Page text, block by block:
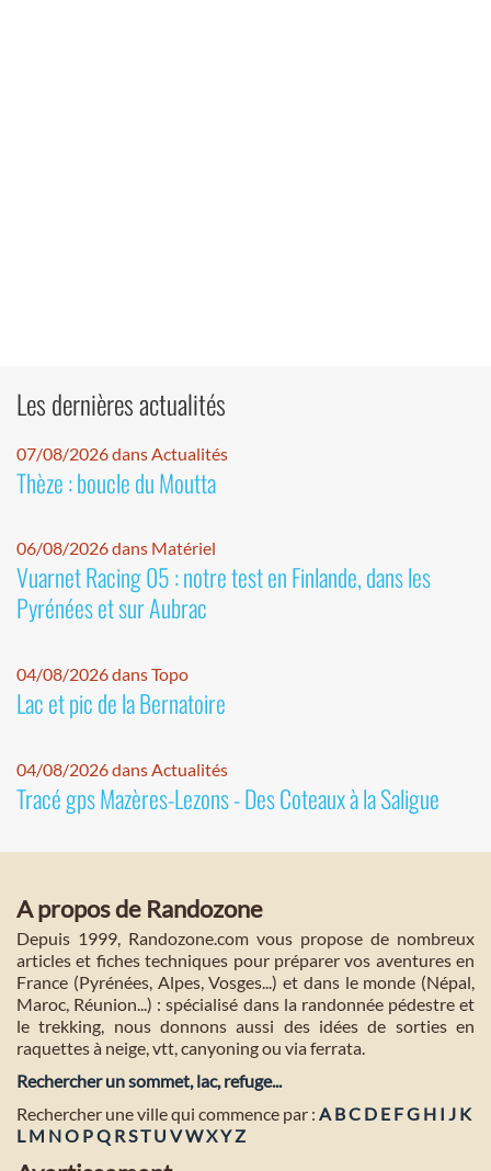
Les dernières actualités
07/08/2026 dans Actualités
Thèze : boucle du Moutta
06/08/2026 dans Matériel
Vuarnet Racing 05 : notre test en Finlande, dans les
Pyrénées et sur Aubrac
04/08/2026 dans Topo
Lac et pic de la Bernatoire
04/08/2026 dans Actualités
Tracé gps Mazères-Lezons - Des Coteaux à la Saligue
A propos de Randozone
Depuis 1999, Randozone.com vous propose de nombreux
articles et fiches techniques pour préparer vos aventures en
France (Pyrénées, Alpes, Vosges...) et dans le monde (Népal,
Maroc, Réunion...) : spécialisé dans la randonnée pédestre et
le trekking, nous donnons aussi des idées de sorties en
raquettes à neige, vtt, canyoning ou via ferrata.
Rechercher un sommet, lac, refuge...
Rechercher une ville qui commence par : A BC D E FG H I J K
L M NO PQ R ST U VWXY Z